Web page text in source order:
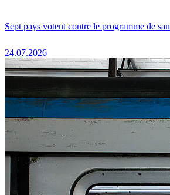
Sept pays votent contre le programme de
24.07.2026